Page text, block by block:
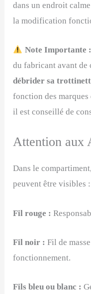
dans un endroit
la modification
Note Importante :
du fabricant avant de
débrider sa
fonction des marques
il est conseillé de
Attention aux
Dans le
peuvent être visibles :
Fil rouge :
Fil noir : Fil de
fonctionnement.
Fils bleu ou blanc :